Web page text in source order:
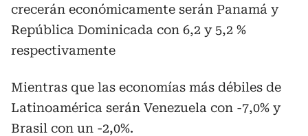
crecerán económicamente serán Panamá y
República Dominicada con 6,2 y 5,2 %
respectivamente
Mientras que las economías más débiles de
Latinoamérica serán Venezuela con -7,0% y
Brasil con un -2,0%.